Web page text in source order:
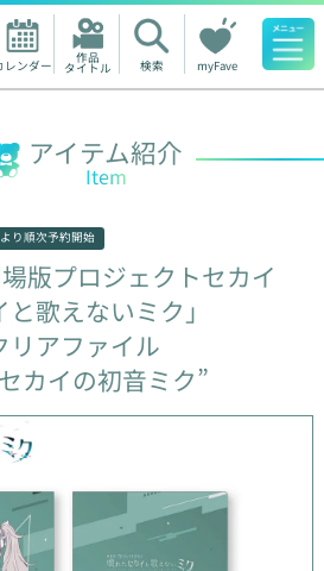
レンダー 作品
タイトル 検索 myFave
アイテム紹介
Item
より順次予約開始
版プロジェクトセカイ
歌えないミク」
リアファイル
カイの初音ミク”